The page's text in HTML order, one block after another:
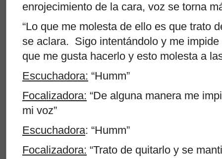
enrojecimiento de la cara, voz se torna
“Lo que me molesta de ello es que trato
se aclara. Sigo intentándolo y me
que me gusta hacerlo y esto molesta a
Escuchadora: “Humm”
Focalizadora: “De alguna manera me
mi voz”
Escuchadora: “Humm”
Focalizadora: “Trato de quitarlo y se